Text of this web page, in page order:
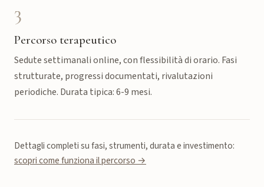
3
Percorso terapeutico
Sedute settimanali online, con flessibilità di orario. Fasi
strutturate, progressi documentati, rivalutazioni
periodiche. Durata tipica: 6-9 mesi.
Dettagli completi su fasi, strumenti, durata e investimento:
scopri come funziona il percorso →